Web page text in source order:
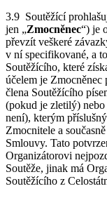
3.9 Soutěžící
jen „Zmocněnec“) je
převzít veškeré
v ní specifikované, a
Soutěžícího, které
účelem je
člena Soutěžícího
(pokud je zletilý)
není), kterým
Zmocnitele a
Smlouvy. Tato
Organizátorovi
Soutěže, jinak má
Soutěžícího z